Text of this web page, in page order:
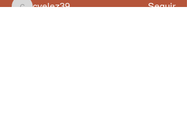
cvelez39
Seguir